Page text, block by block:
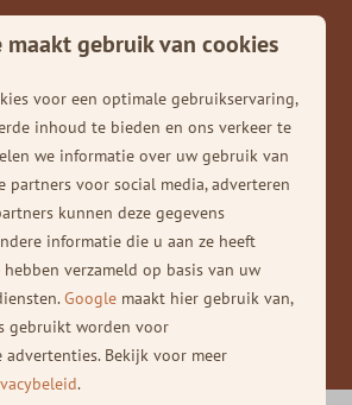
opstal €129.000,- ex. btw*
en inventaris
& opties
maakt gebruik van cookies
voor een optimale gebruikservaring,
inhoud te bieden en ons verkeer te
we informatie over uw gebruik van
partners voor social media, adverteren
kunnen deze gegevens
informatie die u aan ze heeft
verzameld op basis van uw
Google maakt hier gebruik van,
gebruikt worden voor
advertenties. Bekijk voor meer
.